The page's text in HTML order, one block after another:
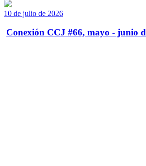
10 de julio de 2026
Conexión CCJ #66, mayo - junio